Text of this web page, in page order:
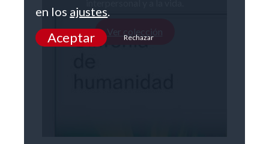
Ver colección
en los ajustes.
Aceptar Rechazar